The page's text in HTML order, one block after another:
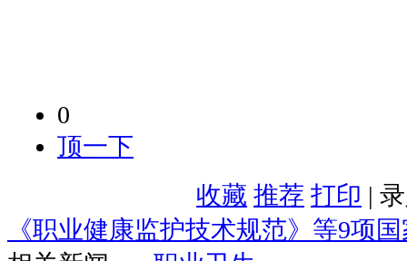
0
顶一下
收藏 推荐 打印 |
《职业健康监护技术规范》等9项